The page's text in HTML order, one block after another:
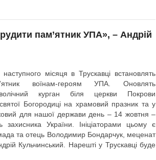
пам’ятник УПА», – Андрій
місяця в Трускавці встановлять
воїнам-героям УПА. Оновлять
курган біля церкви Покрови
Богородиці на храмовий празник та у
для нашої держави день – 14 жовтня –
захисника України. Ініціаторами цьому є
та отець Володимир Бондарчук, меценат
Кульчинський. Нарешті у Трускавці буде